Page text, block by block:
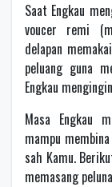
Saat Engkau
voucer remi
delapan
peluang guna
Engkau
Masa Engkau
mampu
sah Kamu.
memasang